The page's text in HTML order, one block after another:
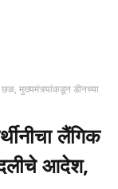
छळ, मुख्यमंत्र्यांकडून डीनच्या
लैंगिक
आदेश,